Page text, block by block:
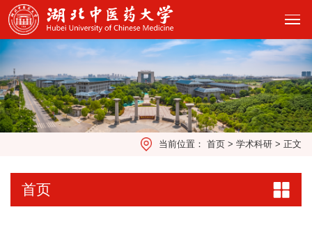
当前位置： 首页 > 学术科研 > 正文
首页